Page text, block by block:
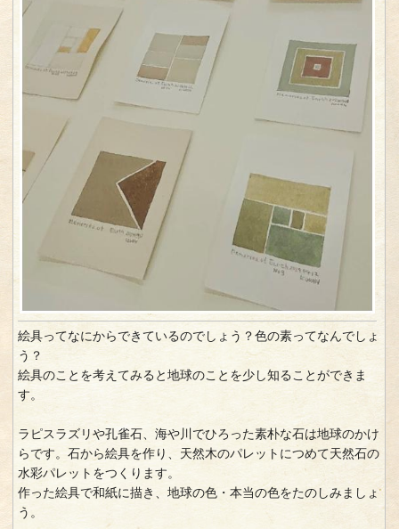
絵具ってなにからできているのでしょう？色の素ってなんでしょ
う？
絵具のことを考えてみると地球のことを少し知ることができま
す。
ラピスラズリや孔雀石、海や川でひろった素朴な石は地球のかけ
らです。石から絵具を作り、天然木のパレットにつめて天然石の
水彩パレットをつくります。
作った絵具で和紙に描き、地球の色・本当の色をたのしみましょ
う。